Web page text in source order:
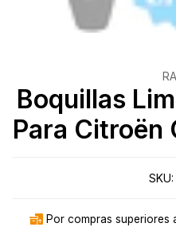
Boquillas
Para Citroën
SKU:
Por compras superiores